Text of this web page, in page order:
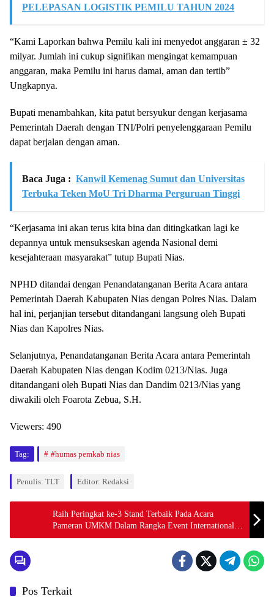
PELEPASAN LOGISTIK PEMILU TAHUN 2024
“Kami Laporkan bahwa Pemilu kali ini menyedot anggaran ± 32
milyar. Jumlah ini cukup signifikan mengingat kemampuan
anggaran, maka Pemilu ini harus damai, aman dan tertib”
Ungkapnya.
Bupati menambahkan, kita patut bersyukur dengan kerjasama
Pemerintah Daerah dengan TNI/Polri penyelenggaraan Pemilu
dapat berjalan dengan aman.
Baca Juga : Kanwil Kemenag Sumut dan Universitas
Terbuka Teken MoU Tri Dharma Perguruan Tinggi
“Kerjasama ini akan terus kita bina dan ditingkatkan lagi ke
depannya untuk mensukseskan agenda Nasional demi
kesejahteraan masyarakat” tutup Bupati Nias.
NPHD ditandai dengan Penandatanganan Berita Acara antara
Pemerintah Daerah Kabupaten Nias dengan Polres Nias. Dalam
hal ini, perjanjian tersebut ditandangani langsung oleh Bupati
Nias dan Kapolres Nias.
Selanjutnya, Penandatanganan Berita Acara antara Pemerintah
Daerah Kabupaten Nias dengan Kodim 0213/Nias. Juga
ditandangani oleh Bupati Nias dan Dandim 0213/Nias yang
diwakili oleh Foarota Zebua, S.H.
Viewers: 490
Tag: #humas pemkab nias
Penulis: TLT Editor: Redaksi
Raih Peringkat ke-3 Stand Terbaik Pada Acara
Pameran UMKM Dalam Rangka Event International
F1H2O Danau Toba Tahun 2024
Pos Terkait
Berita